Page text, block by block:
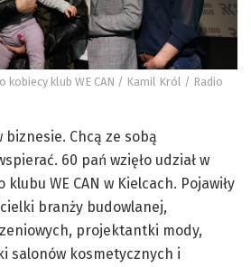
kobiecy klub WE CAN / Kamil Król / Radio
biznesie. Chcą ze sobą
60 pań wzięło udział w
WE CAN w Kielcach. Pojawiły
branży budowlanej,
projektantki mody,
salonów kosmetycznych i